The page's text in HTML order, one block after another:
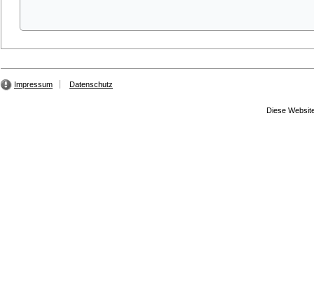
Impressum Datenschutz
Diese